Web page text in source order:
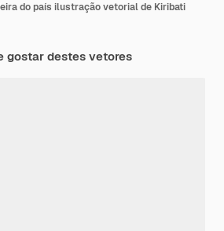
do país ilustração vetorial de Kiribati
gostar destes vetores